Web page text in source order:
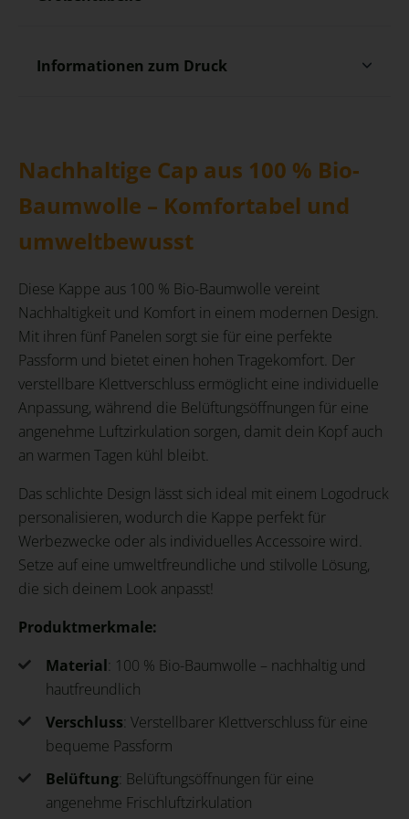
Informationen zum Druck
Nachhaltige Cap aus 100 % Bio-
Baumwolle – Komfortabel und
umweltbewusst
Diese Kappe aus 100 % Bio-Baumwolle vereint
Nachhaltigkeit und Komfort in einem modernen Design.
Mit ihren fünf Panelen sorgt sie für eine perfekte
Passform und bietet einen hohen Tragekomfort. Der
verstellbare Klettverschluss ermöglicht eine individuelle
Anpassung, während die Belüftungsöffnungen für eine
angenehme Luftzirkulation sorgen, damit dein Kopf auch
an warmen Tagen kühl bleibt.
Das schlichte Design lässt sich ideal mit einem Logodruck
personalisieren, wodurch die Kappe perfekt für
Werbezwecke oder als individuelles Accessoire wird.
Setze auf eine umweltfreundliche und stilvolle Lösung,
die sich deinem Look anpasst!
Produktmerkmale:
Material: 100 % Bio-Baumwolle – nachhaltig und
hautfreundlich
Verschluss: Verstellbarer Klettverschluss für eine
bequeme Passform
Belüftung: Belüftungsöffnungen für eine
angenehme Frischluftzirkulation